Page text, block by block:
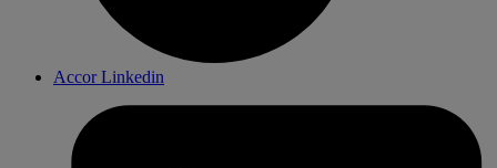
Accor Linkedin